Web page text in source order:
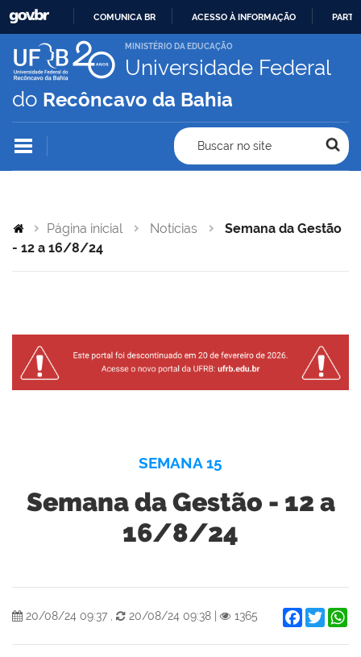
IR
PARA
CONTEÚDO
COMUNICA BR ACESSO À INFORMAÇÃO
MINISTÉRIO DA EDUCAÇÃO
Universidade Federal
do Recôncavo da Bahia
Buscar no site
Página inicial Notícias
Semana da Gestão
- 12 a 16/8/24
SEMANA 15
Semana da Gestão - 12 a
16/8/24
20/08/24 09:37 , 20/08/24 09:38 1365 Facebook
Twitter